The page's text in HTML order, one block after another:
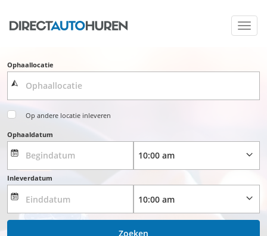
Ophaallocatie
Op andere locatie inleveren
Ophaaldatum
Inleverdatum
Zoeken